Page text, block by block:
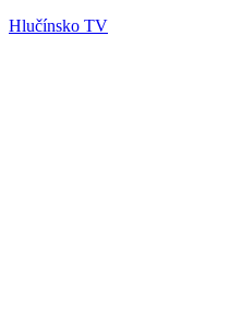
Hlučínsko TV